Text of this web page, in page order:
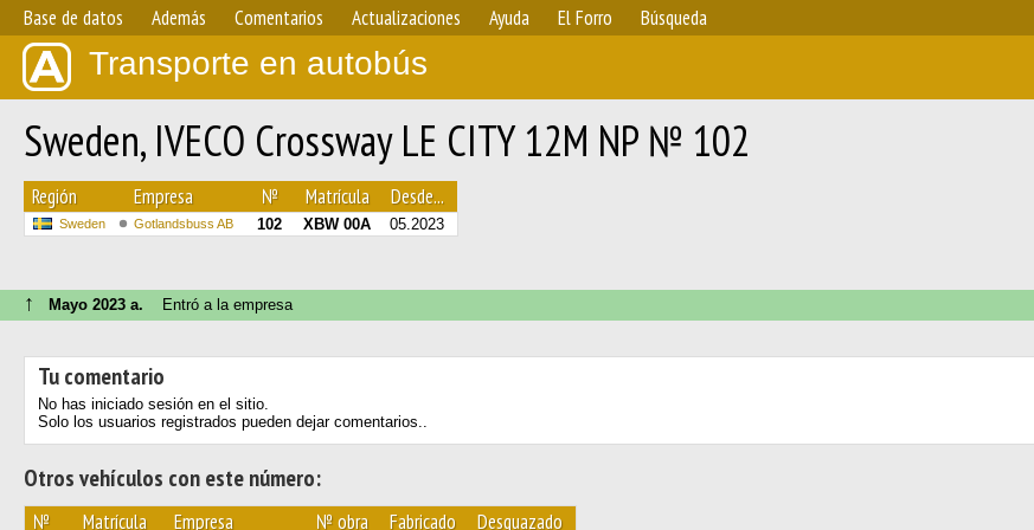
Base de datos Además Comentarios Actualizaciones Ayuda El Forro Búsqueda
Transporte en autobús
Sweden, IVECO Crossway LE CITY 12M NP № 102
Región Empresa № Matrícula Desde...
Sweden Gotlandsbuss AB 102 XBW 00A 05.2023
↑ Mayo 2023 a. Entró a la empresa
Tu comentario
No has iniciado sesión en el sitio.
Solo los usuarios registrados pueden dejar comentarios..
Otros vehículos con este número:
№ Matrícula Empresa № obra Fabricado Desguazado